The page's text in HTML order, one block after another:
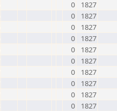
0
1827
0
1827
0
1827
0
1827
0
1827
0
1827
0
1827
0
1827
0
1827
0
1827